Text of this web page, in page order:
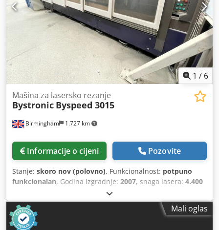
1 / 6
Birmingham 1.727 km
Mašina za lasersko rezanje
Bystronic Byspeed 3015
Informacije o cijeni Pozovite
Stanje: skoro nov (polovno), Funkcionalnost: potpuno
funkcionalan, Godina izgradnje: 2007, snaga lasera: 4.400
Mali oglas